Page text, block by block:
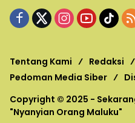
Tentang Kami Redaksi
Pedoman Media Siber
Copyright © 2025 -
"Nyanyian Orang Maluku"